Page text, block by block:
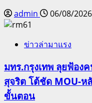
admin 06/08/2026
ข่าวล่ามาแรง
มทร.กรุงเทพ ลุยฟ้อง
สุจริต โต้ชัด MOU-
ขั้นตอน